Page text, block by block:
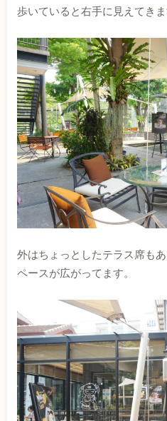
歩いていると右手に見えてきま
外はちょっとしたテラス席も
ペースが広がってます。